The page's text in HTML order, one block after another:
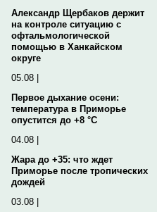
Александр Щербаков держит
на контроле ситуацию с
офтальмологической
помощью в Ханкайском
округе
05.08 |
Первое дыхание осени:
температура в Приморье
опустится до +8 °C
04.08 |
Жара до +35: что ждет
Приморье после тропических
дождей
03.08 |